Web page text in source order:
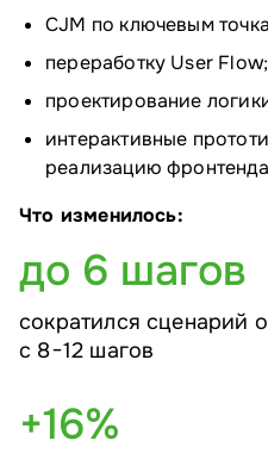
CJM по ключевым
переработку User Flow;
проектирование
интерактивные
реализацию
Что изменилось:
до 6 шагов
сократился сценарий
с 8−12 шагов
+16%